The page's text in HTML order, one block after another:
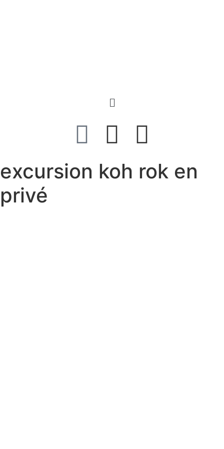
excursion koh rok en
privé